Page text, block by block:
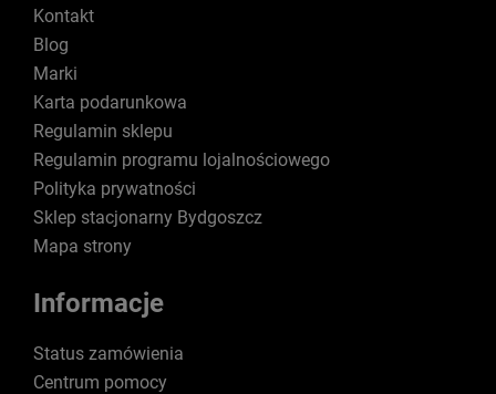
Kontakt
Blog
Marki
Karta podarunkowa
Regulamin sklepu
Regulamin programu lojalnościowego
Polityka prywatności
Sklep stacjonarny Bydgoszcz
Mapa strony
Informacje
Status zamówienia
Centrum pomocy